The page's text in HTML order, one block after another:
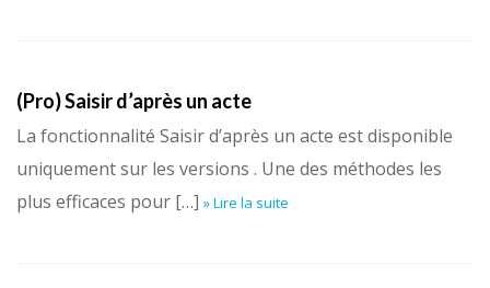
(Pro) Saisir d’après un acte
La fonctionnalité Saisir d’après un acte est disponible
uniquement sur les versions . Une des méthodes les
plus efficaces pour […] » Lire la suite